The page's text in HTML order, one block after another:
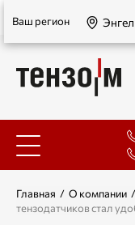
Энгельс
Ваш регион
Главная / О компании /
тензодатчиков стал